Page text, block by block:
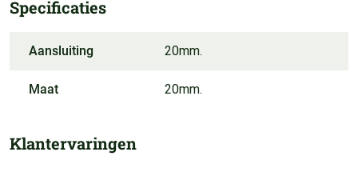
Specificaties
Aansluiting 20mm.
Maat 20mm.
Klantervaringen